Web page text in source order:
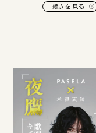
続きを見る